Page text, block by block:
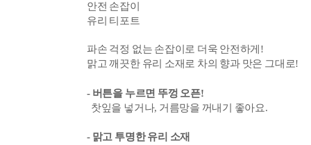
안전 손잡이
유리 티포트
파손 걱정 없는 손잡이로 더욱 안전하게!
맑고 깨끗한 유리 소재로 차의 향과 맛은 그대로!
- 버튼을 누르면 뚜껑 오픈!
찻잎을 넣거나, 거름망을 꺼내기 좋아요.
- 맑고 투명한 유리 소재